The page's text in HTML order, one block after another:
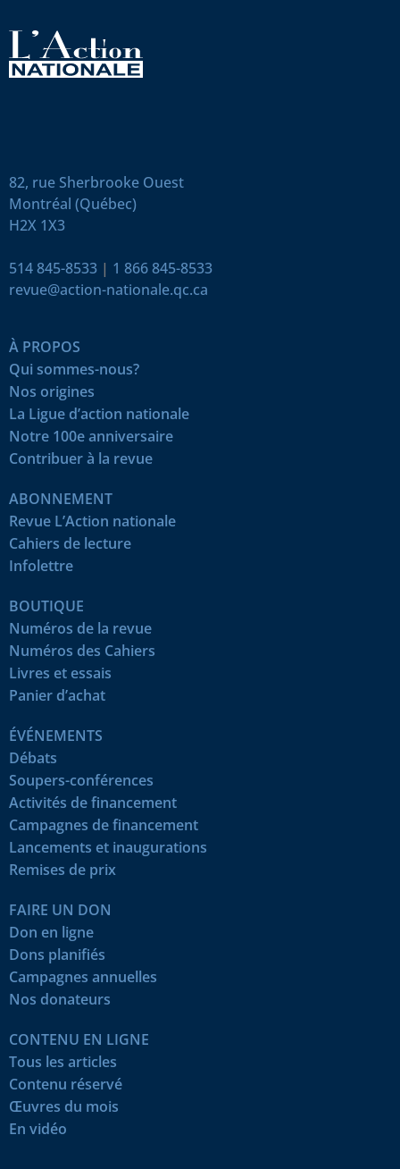
82, rue Sherbrooke Ouest
Montréal (Québec)
H2X 1X3
514 845-8533 | 1 866 845-8533
revue@action-nationale.qc.ca
À PROPOS
Qui sommes-nous?
Nos origines
La Ligue d’action nationale
Notre 100e anniversaire
Contribuer à la revue
ABONNEMENT
Revue L’Action nationale
Cahiers de lecture
Infolettre
BOUTIQUE
Numéros de la revue
Numéros des Cahiers
Livres et essais
Panier d’achat
ÉVÉNEMENTS
Débats
Soupers-conférences
Activités de financement
Campagnes de financement
Lancements et inaugurations
Remises de prix
FAIRE UN DON
Don en ligne
Dons planifiés
Campagnes annuelles
Nos donateurs
CONTENU EN LIGNE
Tous les articles
Contenu réservé
Œuvres du mois
En vidéo